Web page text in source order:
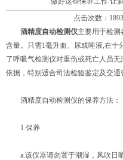
点击次数：
酒精度自动检测仪主要用于检
含量。只需1毫升血、尿或唾液,在
了呼吸气检测仪对重伤或死亡人员
依据，特别适合司法检验鉴定及交通
酒精度自动检测仪的保养方法：
1.保养
a.该仪器请勿置于潮湿，风吹日